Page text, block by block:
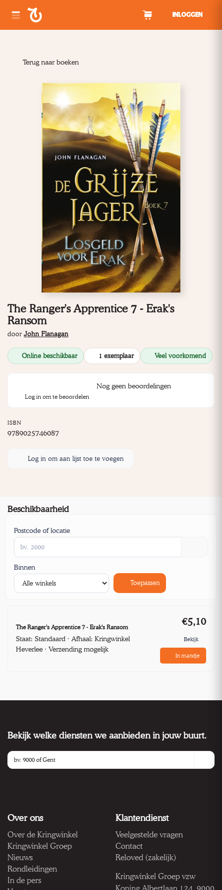
INLOGGEN
Terug naar boeken
The Ranger's Apprentice 7 - Erak's
Ransom
door John Flanagan
Online beschikbaar 1 exemplaar Veel voorkomend
Nog geen beoordelingen
Log in om te beoordelen
ISBN
9789025746087
Log in om aan lijst toe te voegen
Beschikbaarheid
Postcode of locatie
Binnen
Toepassen
The Ranger's Apprentice 7 - Erak's Ransom
Staat: Standaard · Afhaal: Kringwinkel
Heverlee · Verzending mogelijk
€5,10
Bekijk
In mandje
Bekijk welke diensten we aanbieden in jouw buurt.
Over ons
Over de Kringwinkel
Kringwinkel Groep
Nieuws
Rondleidingen
In de pers
Klantendienst
Veelgestelde vragen
Contact
Reloved (zakelijk)
Kringwinkel Groep vzw